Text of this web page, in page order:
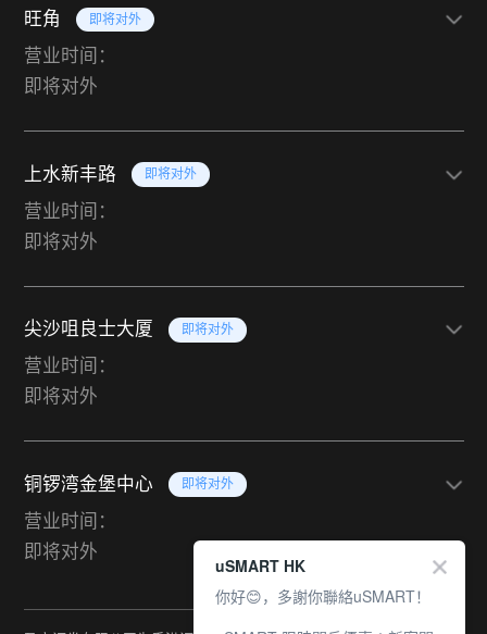
旺角 即将对外
营业时间：
即将对外
上水新丰路 即将对外
营业时间：
即将对外
尖沙咀良士大厦 即将对外
营业时间：
即将对外
铜锣湾金堡中心 即将对外
营业时间：
即将对外
uSMART HK
你好😊，多謝你聯絡uSMART！